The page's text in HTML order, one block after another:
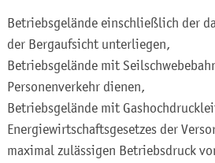
Betriebsgelände einschließlich der
der Bergaufsicht unterliegen,
Betriebsgelände mit
Personenverkehr dienen,
Betriebsgelände mit
Energiewirtschaftsgesetzes der
maximal zulässigen Betriebsdruck